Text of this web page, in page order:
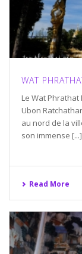
WAT
Le Wat
Ubon
au nord de la
son immense [...]
Read More